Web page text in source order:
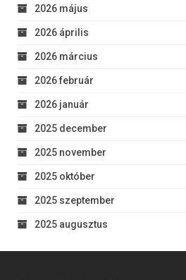
2026 május
2026 április
2026 március
2026 február
2026 január
2025 december
2025 november
2025 október
2025 szeptember
2025 augusztus